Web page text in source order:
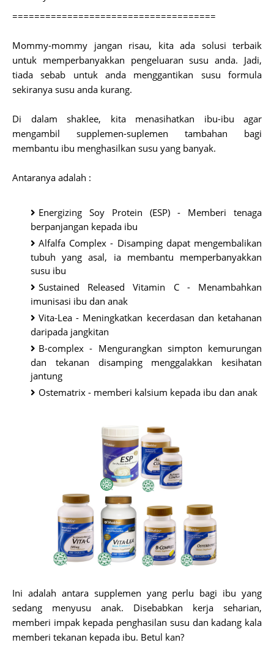
=====================================
Mommy-mommy jangan risau, kita ada solusi terbaik
untuk memperbanyakkan pengeluaran susu anda. Jadi,
tiada sebab untuk anda menggantikan susu formula
sekiranya susu anda kurang.
Di dalam shaklee, kita menasihatkan ibu-ibu agar
mengambil supplemen-suplemen tambahan bagi
membantu ibu menghasilkan susu yang banyak.
Antaranya adalah :
Energizing Soy Protein (ESP) - Memberi tenaga
berpanjangan kepada ibu
Alfalfa Complex - Disamping dapat mengembalikan
tubuh yang asal, ia membantu memperbanyakkan
susu ibu
Sustained Released Vitamin C - Menambahkan
imunisasi ibu dan anak
Vita-Lea - Meningkatkan kecerdasan dan ketahanan
daripada jangkitan
B-complex - Mengurangkan simpton kemurungan
dan tekanan disamping menggalakkan kesihatan
jantung
Ostematrix - memberi kalsium kepada ibu dan anak
Ini adalah antara supplemen yang perlu bagi ibu yang
sedang menyusu anak. Disebabkan kerja seharian,
memberi impak kepada penghasilan susu dan kadang kala
memberi tekanan kepada ibu. Betul kan?